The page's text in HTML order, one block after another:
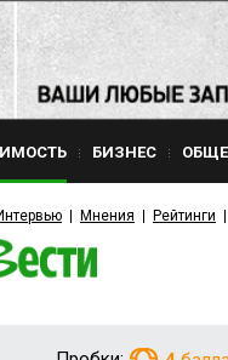
БИЗНЕС
Мнения Рейтинги